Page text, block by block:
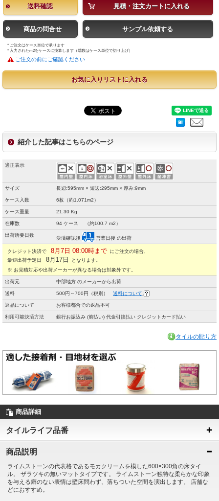
送料確認 見積・注文カートに入れる
商品の問合せ サンプル依頼する
* ご注文はケース単位で承ります
* 入力されたm2をケースに換算します（端数はケース単位で切り上げ）
ご注文の前にご確認ください
お気に入りリストに入れる
紹介した記事はこちらのページ
適正表示
サイズ 長辺:595mm × 短辺:295mm × 厚み:9mm
ケース入数 6枚（約1.071m2）
ケース重量 21.30 Kg
在庫数 94 ケース （約100.7 m2）
出荷所要日数
決済確認後 営業日後 の出荷
クレジット決済で 8月7日 08:00時まで にご注文の場合、
最短出荷予定日
8月17日
となります。
※ お見積対応や出荷メーカーが異なる場合は対象外です。
出荷元 中部地方 のメーカーから出荷
送料 500円～700円（税別） 送料について
返品について お客様都合での返品不可
利用可能決済方法 銀行お振込み (前払い) 代金引換払い クレジットカード払い
タイルの貼り方
商品詳細
タイルライフ品番
商品説明
ライムストーンの代表格であるモカクリームを模した600×300角の床タイ
ル。 ザラツキの無いマットタイプです。 ライムストーン独特な柔らかな印象
を与える癖のない表情は壁床問わず、落ちついた空間を演出します。 店舗な
どにおすすめ。